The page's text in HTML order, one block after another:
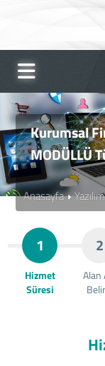
Kurumsal
MODÜLLÜ
Anasayfa
1
Hizmet
Süresi
2
Alan